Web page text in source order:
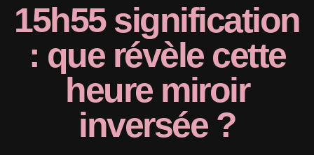
15h55 signification
: que révèle cette
heure miroir
inversée ?